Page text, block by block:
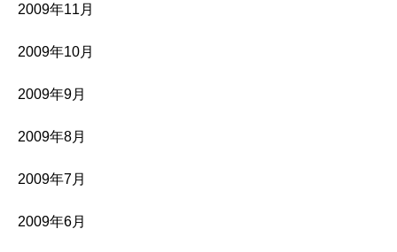
2009年11月
2009年10月
2009年9月
2009年8月
2009年7月
2009年6月